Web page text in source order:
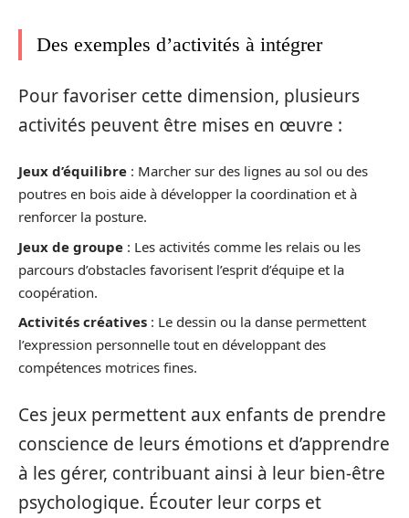
Des exemples d’activités à intégrer
Pour favoriser cette dimension, plusieurs
activités peuvent être mises en œuvre :
Jeux d’équilibre : Marcher sur des lignes au sol ou des
poutres en bois aide à développer la coordination et à
renforcer la posture.
Jeux de groupe : Les activités comme les relais ou les
parcours d’obstacles favorisent l’esprit d’équipe et la
coopération.
Activités créatives : Le dessin ou la danse permettent
l’expression personnelle tout en développant des
compétences motrices fines.
Ces jeux permettent aux enfants de prendre
conscience de leurs émotions et d’apprendre
à les gérer, contribuant ainsi à leur bien-être
psychologique. Écouter leur corps et